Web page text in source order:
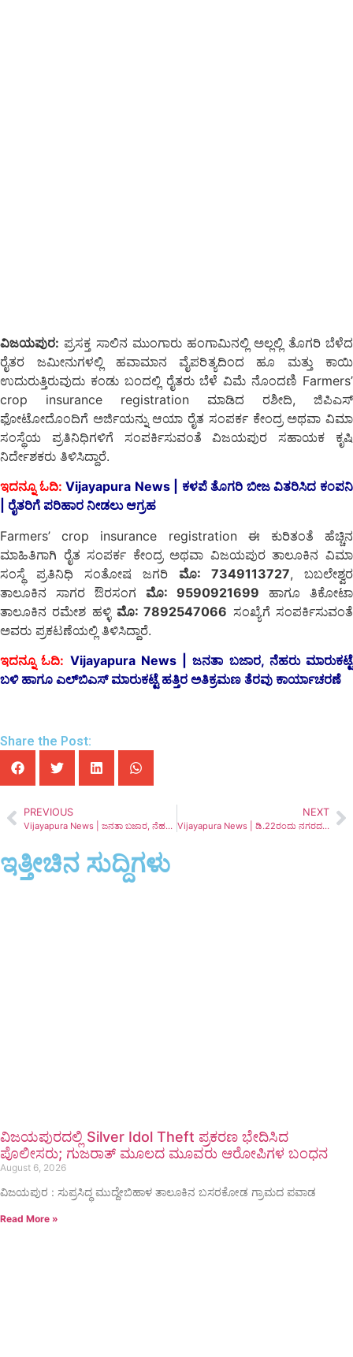
ವಿಜಯಪುರ: ಪ್ರಸಕ್ತ ಸಾಲಿನ ಮುಂಗಾರು ಹಂಗಾಮಿನಲ್ಲಿ ಅಲ್ಲಲ್ಲಿ ತೊಗರಿ ಬೆಳೆದ
ರೈತರ ಜಮೀನುಗಳಲ್ಲಿ ಹವಾಮಾನ ವೈಪರಿತ್ಯದಿಂದ ಹೂ ಮತ್ತು ಕಾಯಿ
ಉದುರುತ್ತಿರುವುದು ಕಂಡು ಬಂದಲ್ಲಿ ರೈತರು ಬೆಳೆ ವಿಮೆ ನೊಂದಣಿ Farmers’
crop insurance registration ಮಾಡಿದ ರಶೀದಿ, ಜಿಪಿಎಸ್
ಫೋಟೋದೊಂದಿಗೆ ಅರ್ಜಿಯನ್ನು ಆಯಾ ರೈತ ಸಂಪರ್ಕ ಕೇಂದ್ರ ಅಥವಾ ವಿಮಾ
ಸಂಸ್ಥೆಯ ಪ್ರತಿನಿಧಿಗಳಿಗೆ ಸಂಪರ್ಕಿಸುವಂತೆ ವಿಜಯಪುರ ಸಹಾಯಕ ಕೃಷಿ
ನಿರ್ದೇಶಕರು ತಿಳಿಸಿದ್ದಾರೆ.
ಇದನ್ನೂ ಓದಿ:Vijayapura News | ಕಳಪೆ ತೊಗರಿ ಬೀಜ ವಿತರಿಸಿದ ಕಂಪನಿ
| ರೈತರಿಗೆ ಪರಿಹಾರ ನೀಡಲು ಆಗ್ರಹ
Farmers’ crop insurance registration ಈ ಕುರಿತಂತೆ ಹೆಚ್ಚಿನ
ಮಾಹಿತಿಗಾಗಿ ರೈತ ಸಂಪರ್ಕ ಕೇಂದ್ರ ಅಥವಾ ವಿಜಯಪುರ ತಾಲೂಕಿನ ವಿಮಾ
ಸಂಸ್ಥೆ ಪ್ರತಿನಿಧಿ ಸಂತೋಷ ಜಗರಿ ಮೊ: 7349113727, ಬಬಲೇಶ್ವರ
ತಾಲೂಕಿನ ಸಾಗರ ಔರಸಂಗ ಮೊ: 9590921699 ಹಾಗೂ ತಿಕೋಟಾ
ತಾಲೂಕಿನ ರಮೇಶ ಹಳ್ಳಿ ಮೊ: 7892547066 ಸಂಖ್ಯೆಗೆ ಸಂಪರ್ಕಿಸುವಂತೆ
ಅವರು ಪ್ರಕಟಣೆಯಲ್ಲಿ ತಿಳಿಸಿದ್ದಾರೆ.
ಇದನ್ನೂ ಓದಿ: Vijayapura News | ಜನತಾ ಬಜಾರ, ನೆಹರು ಮಾರುಕಟ್ಟೆ
ಬಳಿ ಹಾಗೂ ಎಲ್‍ಬಿಎಸ್ ಮಾರುಕಟ್ಟೆ ಹತ್ತಿರ ಅತಿಕ್ರಮಣ ತೆರವು ಕಾರ್ಯಾಚರಣೆ
Share the Post:
PREVIOUS
Vijayapura News | ಜನತಾ ಬಜಾರ, ನೆಹರು ಮಾರುಕಟ್ಟೆ ಬಳಿ ಹಾಗೂ ಎಲ್‍ಬಿಎಸ್ ಮಾರುಕಟ್ಟೆ ಹತ್ತಿರ ಅತಿಕ್ರಮಣ ತೆರವು ಕಾರ್ಯಾಚರಣೆ
NEXT
Vijayapura News | ಡಿ.22ರಂದು ನಗರದಲ್ಲಿ ವೃಕ್ಷೋತ್ಥಾನ ಪಾರಂಪರಿಕ ಓಟ | ಹೆಚ್ಚಿನ ಸಂಖ್ಯೆಯಲ್ಲಿ ನೊಂದಾಯಿಸಿ- ಯಶಸ್ವಿಗೆ ಮನವಿ
ಇತ್ತೀಚಿನ ಸುದ್ದಿಗಳು
ವಿಜಯಪುರದಲ್ಲಿ Silver Idol Theft ಪ್ರಕರಣ ಭೇದಿಸಿದ
ಪೊಲೀಸರು; ಗುಜರಾತ್ ಮೂಲದ ಮೂವರು ಆರೋಪಿಗಳ ಬಂಧನ
August 6, 2026
ವಿಜಯಪುರ : ಸುಪ್ರಸಿದ್ಧ ಮುದ್ದೇಬಿಹಾಳ ತಾಲೂಕಿನ ಬಸರಕೋಡ ಗ್ರಾಮದ ಪವಾಡ
Read More »